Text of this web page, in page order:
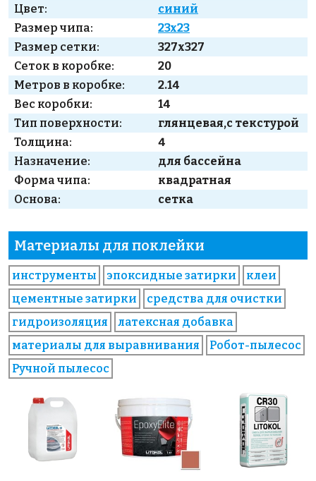
Цвет:
синий
Размер чипа:
23x23
Размер сетки:
327x327
Сеток в коробке:
20
Метров в коробке:
2.14
Вес коробки:
14
Тип поверхности:
глянцевая,с текстурой
Толщина:
4
Назначение:
для бассейна
Форма чипа:
квадратная
Основа:
сетка
Материалы для поклейки
инструменты эпоксидные затирки
клеи
цементные затирки
средства для очистки
гидроизоляция
латексная добавка
материалы для выравнивания
Робот-пылесос
Ручной пылесос